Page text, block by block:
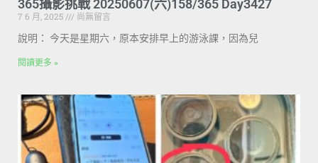
365攝影挑戰 20250607(六)158/365 Day3427
7 6 月, 2025
尚無留言
說明： 今天是星期六，原本安排早上的游泳課，因為兒
閱讀更多 »